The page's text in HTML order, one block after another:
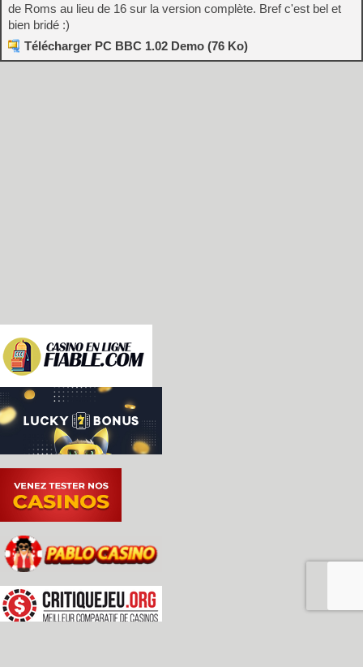
de Roms au lieu de 16 sur la version complète. Bref c'est bel et
bien bridé :)
Télécharger PC BBC 1.02 Demo (76 Ko)